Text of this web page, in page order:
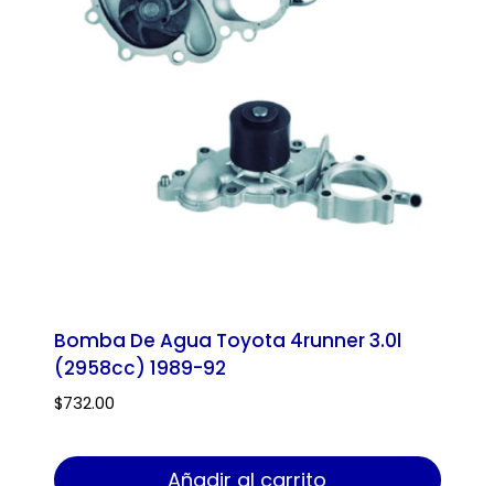
Bomba De Agua Toyota 4runner 3.0l
(2958cc) 1989-92
$732.00
Añadir al carrito